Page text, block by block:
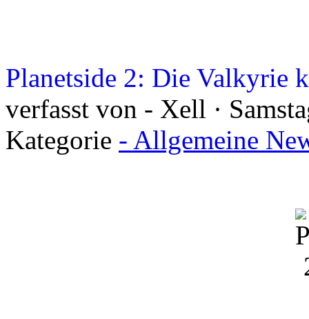
Planetside 2: Die Valkyrie
verfasst von - Xell ·
Kategorie - Allgemeine